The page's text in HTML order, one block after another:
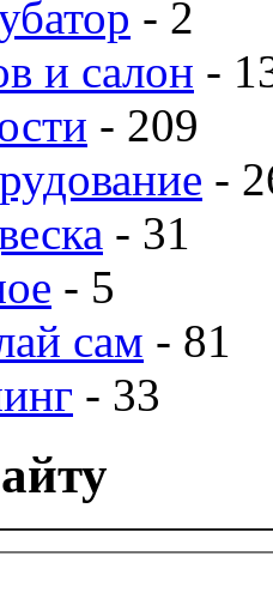
- 2
и салон -
- 209
-
- 31
- 5
сам - 81
- 33